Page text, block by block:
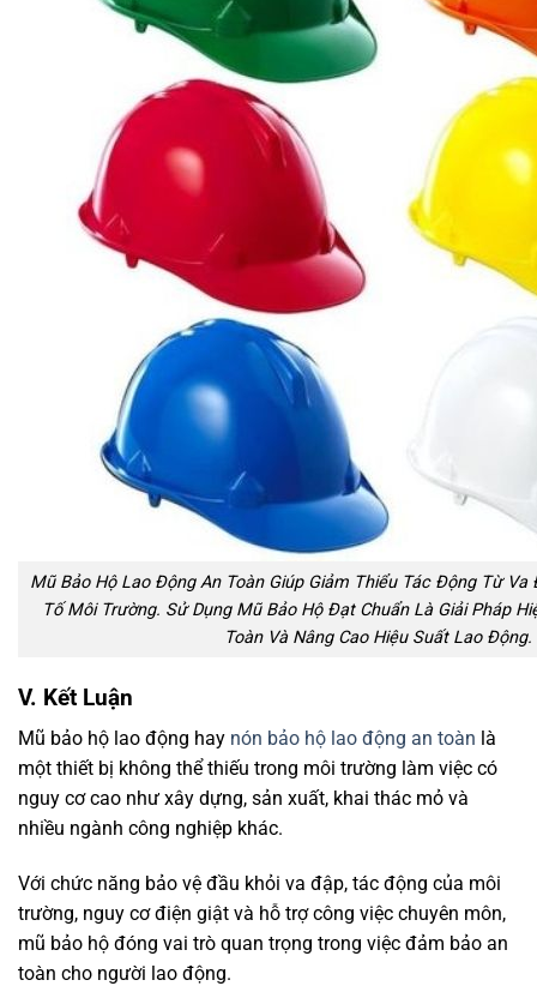
Mũ Bảo Hộ Lao Động An Toàn Giúp Giảm Thiểu Tác Động Từ Va
Tố Môi Trường. Sử Dụng Mũ Bảo Hộ Đạt Chuẩn Là Giải Pháp
Toàn Và Nâng Cao Hiệu Suất Lao Động.
V. Kết Luận
Mũ bảo hộ lao động hay nón bảo hộ lao động an toàn là
một thiết bị không thể thiếu trong môi trường làm việc có
nguy cơ cao như xây dựng, sản xuất, khai thác mỏ và
nhiều ngành công nghiệp khác.
Với chức năng bảo vệ đầu khỏi va đập, tác động của môi
trường, nguy cơ điện giật và hỗ trợ công việc chuyên môn,
mũ bảo hộ đóng vai trò quan trọng trong việc đảm bảo an
toàn cho người lao động.